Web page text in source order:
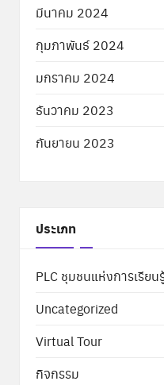
มีนาคม 2024
กุมภาพันธ์ 2024
มกราคม 2024
ธันวาคม 2023
กันยายน 2023
ประเภท
PLC ชุมชนแห่งการเรีย
Uncategorized
Virtual Tour
กิจกรรม